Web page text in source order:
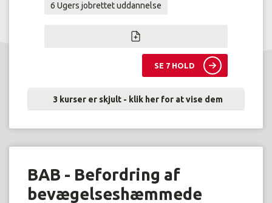
6 Ugers jobrettet uddannelse
SE 7 HOLD
3 kurser er skjult - klik her for at vise dem
BAB - Befordring af
bevægelseshæmmede